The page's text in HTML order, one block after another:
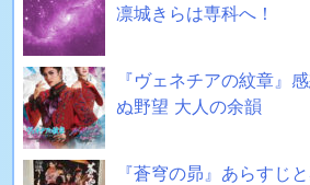
凛城きらは専科へ！
『ヴェネチアの紋章』
ぬ野望 大人の余韻
『蒼穹の昴』あらすじ